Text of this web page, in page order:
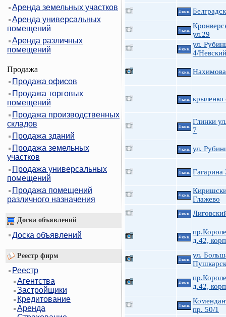
Аренда земельных участков
Аренда универсальных
помещений
Аренда различных
помещений
Продажа
Продажа офисов
Продажа торговых
помещений
Продажа производственных
складов
Продажа зданий
Продажа земельных
участков
Продажа универсальных
помещений
Продажа помещений
различного назначения
Доска объявлений
Доска объявлений
Реестр фирм
Реестр
Агентства
Застройщики
Кредитование
Аренда
4 ккв.
4 ккв.
ул.29
4 ккв.
ул.
4/
4 ккв.
4 ккв. крыленко
4 ккв.
Глинки
7
4 ккв. ул.
4 ккв. Гагарина
4 ккв.
Глажево
4 ккв.
4 ккв.
д.42,
4 ккв.
ул.
4 ккв.
д.42,
4 ккв.
пр. 50/1